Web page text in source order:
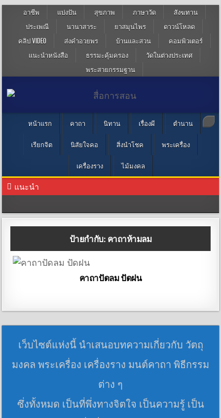
อาชีพ แบ่งปัน สุขภาพ ภาษาวัด
สังฆทาน
ประเพณี
นานาสาระ ยาสมุนไพร
ดาวน์โหลด
คลิป VIDEO
ส่งคำอวยพร บ้านและสวน
คอมพิวเตอร์
แนะนำหนังสือ
ธรรมะคุ้มครอง
วัดในต่างประเทศ
พระสายกรรมฐาน
หน้าแรก คาถา นิทาน เรื่องผี ตำนาน
เรียกจิต นิสัยใจคอ สิ่งนำโชค พระเครื่อง
เครื่องราง ไม้มงคล
แนะนำ
ป้ายกำกับ: คาถาห้ามลม
คาถาปัดลม​ ปัดฝน
เว็บไซต์แห่งนี้ นำเสนอบทความเกี่ยวกับ วัตถุ
มงคล พระเครื่อง เครื่องราง มนต์คาถา พิธีกรรม
ต่าง ๆ
ซึ่งทั้งหมด เป็นที่พึ่งทางจิตใจ เป็นความรู้ เป็น